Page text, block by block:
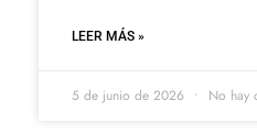
LEER MÁS »
5 de junio de 2026 No hay